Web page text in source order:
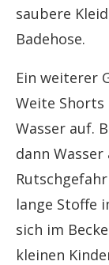
saubere
Badehose.
Ein weiterer
Weite Shorts
Wasser auf.
dann Wasser
lange Stoffe
sich im
kleinen